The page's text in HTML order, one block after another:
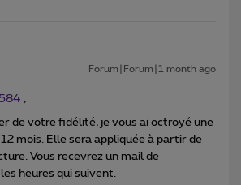
Forum|Forum|1 month ago
,
de votre fidélité, je vous ai octroyé une
mois. Elle sera appliquée à partir de
Vous recevrez un mail de
heures qui suivent.